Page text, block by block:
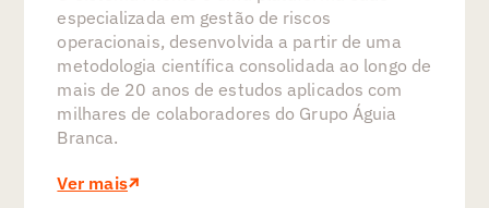
especializada em gestão de riscos
operacionais, desenvolvida a partir de uma
metodologia científica consolidada ao longo de
mais de 20 anos de estudos aplicados com
milhares de colaboradores do Grupo Águia
Branca.
Ver mais